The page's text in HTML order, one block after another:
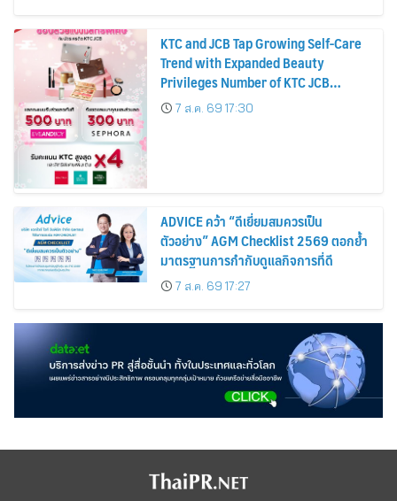
KTC and JCB Tap Growing Self-Care
Trend with Expanded Beauty
Privileges Number of KTC JCB
Cardmembers Spending on
Cosmetics Rises 26%
7 ส.ค. 69 17:30
ADVICE คว้า “ดีเยี่ยมสมควรเป็น
ตัวอย่าง” AGM Checklist 2569 ตอกย้ำ
มาตรฐานการกำกับดูแลกิจการที่ดี
7 ส.ค. 69 17:27